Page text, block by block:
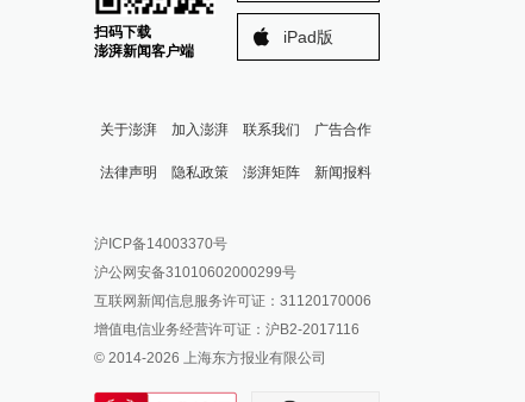
扫码下载
澎湃新闻客户端
iPad版
关于澎湃 加入澎湃 联系我们 广告合作
法律声明 隐私政策 澎湃矩阵
澎湃新闻公众号
澎湃新闻抖音号
派生万物开放平台
IP SHANGHAI
SIXTH TONE
新闻报料
报料邮箱: news@thepaper.cn
沪ICP备14003370号
沪公网安备31010602000299号
互联网新闻信息服务许可证：31120170006
增值电信业务经营许可证：沪B2-2017116
© 2014-2026 上海东方报业有限公司